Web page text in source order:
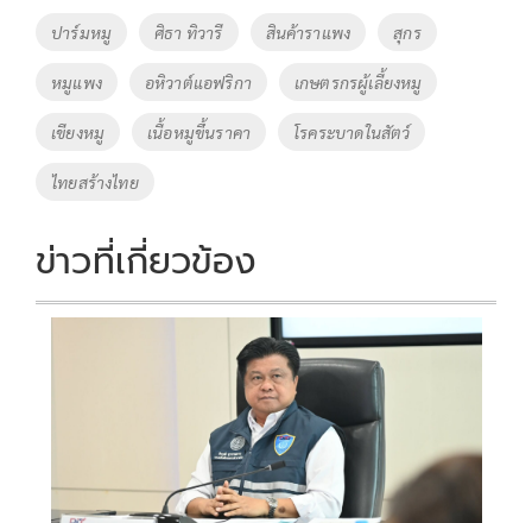
o
k
Li
n
k
Tags
ปาร์มหมู ศิธา ทิวารี สินค้าราแพง สุกร
หมูแพง อหิวาต์แอฟริกา เกษตรกรผู้เลี้ยงหมู
เขียงหมู เนื้อหมูขึ้นราคา โรคระบาดในสัตว์
ไทยสร้างไทย
ข่าวที่เกี่ยวข้อง